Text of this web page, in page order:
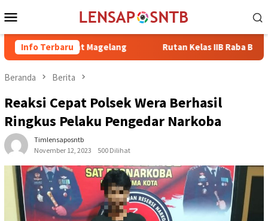
ke
Mobile
Info Terbaru
Magelang Rutan Kelas IIB Raba Bima Sambut
Beranda Berita
Reaksi Cepat Polsek Wera Berhasil
Ringkus Pelaku Pengedar Narkoba
Timlensaposntb
November 12, 2023
500 Dilihat